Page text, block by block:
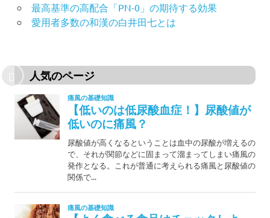
最高基準の高配合「PN-0」の期待する効果
愛用者多数の和漢の白井田七とは
人気のページ